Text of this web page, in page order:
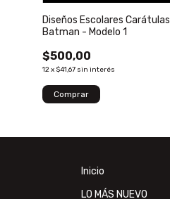
Diseños Escolares Carátulas
Batman - Modelo 1
$500,00
12x $41,67 sin interés
Inicio
LO MÁS NUEVO